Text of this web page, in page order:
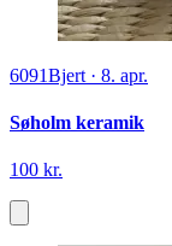
6091Bjert · 8. apr.
Søholm keramik
100 kr.